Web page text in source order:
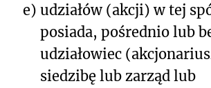
e) udziałów (akcji) w tej
posiada, pośrednio lub
udziałowiec
siedzibę lub zarząd lub